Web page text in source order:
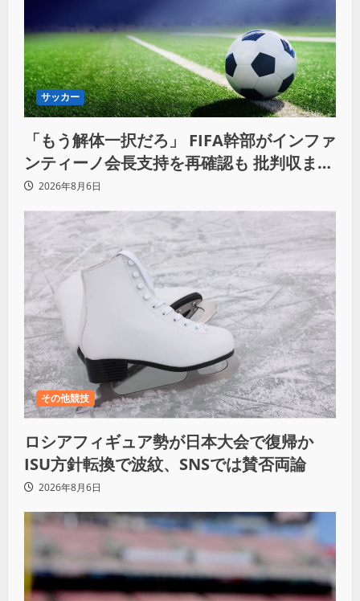
サッカー
「もう解体一択だろ」 FIFA幹部がインファ
ンティーノ会長支持を再確認も 批判収まら
ず2026年8月6日
その他競技
ロシアフィギュア勢が日本大会で復帰か
ISU方針転換で波紋、SNSでは賛否両論
2026年8月6日